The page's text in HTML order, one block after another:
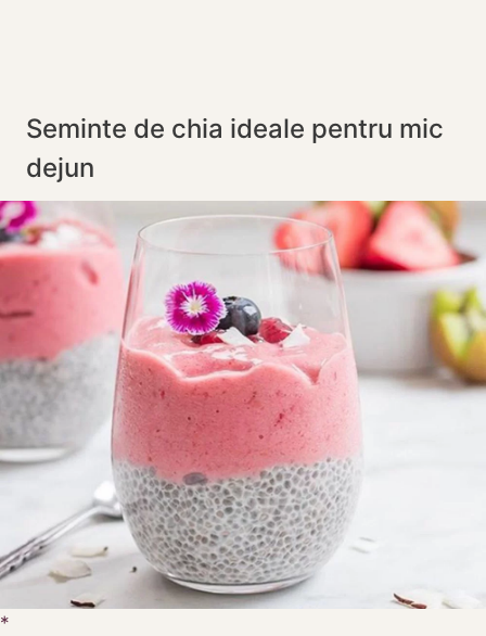
Seminte de chia ideale pentru mic
dejun